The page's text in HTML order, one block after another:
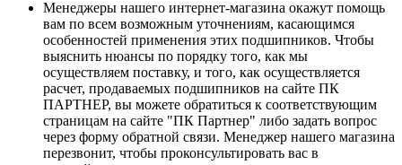
Менеджеры нашего интернет-магазина окажут помощь
вам по всем возможным уточнениям, касающимся
особенностей применения этих подшипников. Чтобы
выяснить нюансы по порядку того, как мы
осуществляем поставку, и того, как осуществляется
расчет, продаваемых подшипников на сайте ПК
ПАРТНЕР, вы можете обратиться к соответствующим
страницам на сайте "ПК Партнер" либо задать вопрос
через форму обратной связи. Менеджер нашего магазина
перезвонит, чтобы проконсультировать вас в